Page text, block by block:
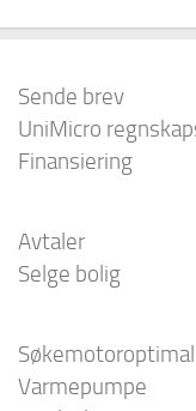
Sende brev
UniMicro
Finansiering
Avtaler
Selge bolig
Varmepumpe